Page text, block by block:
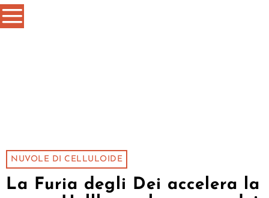
NUVOLE DI CELLULOIDE
La Furia degli Dei accelera la